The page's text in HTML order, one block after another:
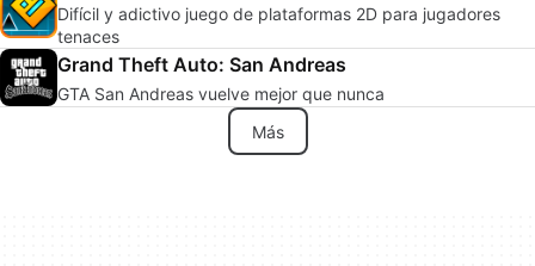
Difícil y adictivo juego de plataformas 2D para jugadores
tenaces
Grand Theft Auto: San Andreas
GTA San Andreas vuelve mejor que nunca
Más